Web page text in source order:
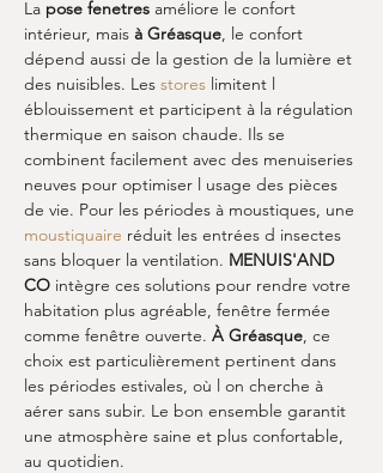
La pose fenetres améliore le confort
intérieur, mais à Gréasque, le confort
dépend aussi de la gestion de la lumière et
des nuisibles. Les stores limitent l
éblouissement et participent à la régulation
thermique en saison chaude. Ils se
combinent facilement avec des menuiseries
neuves pour optimiser l usage des pièces
de vie. Pour les périodes à moustiques, une
moustiquaire réduit les entrées d insectes
sans bloquer la ventilation. MENUIS'AND
CO intègre ces solutions pour rendre votre
habitation plus agréable, fenêtre fermée
comme fenêtre ouverte. À Gréasque, ce
choix est particulièrement pertinent dans
les périodes estivales, où l on cherche à
aérer sans subir. Le bon ensemble garantit
une atmosphère saine et plus confortable,
au quotidien.